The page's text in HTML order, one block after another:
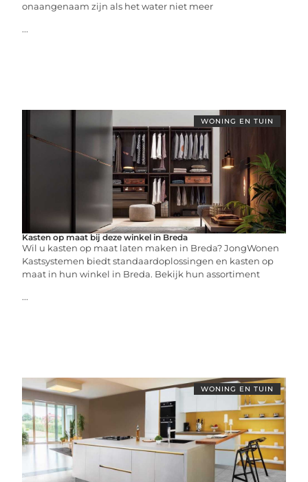
onaangenaam zijn als het water niet meer
...
WONING EN TUIN
Kasten op maat bij deze winkel in Breda
Wil u kasten op maat laten maken in Breda? JongWonen
Kastsystemen biedt standaardoplossingen en kasten op
maat in hun winkel in Breda. Bekijk hun assortiment
...
WONING EN TUIN